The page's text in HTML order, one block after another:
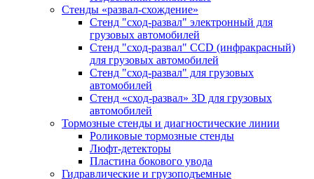
Стенды «развал-схождение»
Стенд "сход-развал" электронный для
грузовых автомобилей
Стенд "сход-развал" CCD (инфракрасный)
для грузовых автомобилей
Стенд "сход-развал" для грузовых
автомобилей
Стенд «сход-развал» 3D для грузовых
автомобилей
Тормозные стенды и диагностические линии
Роликовые тормозные стенды
Люфт-детекторы
Пластина бокового увода
Гидравлические и грузоподъемные